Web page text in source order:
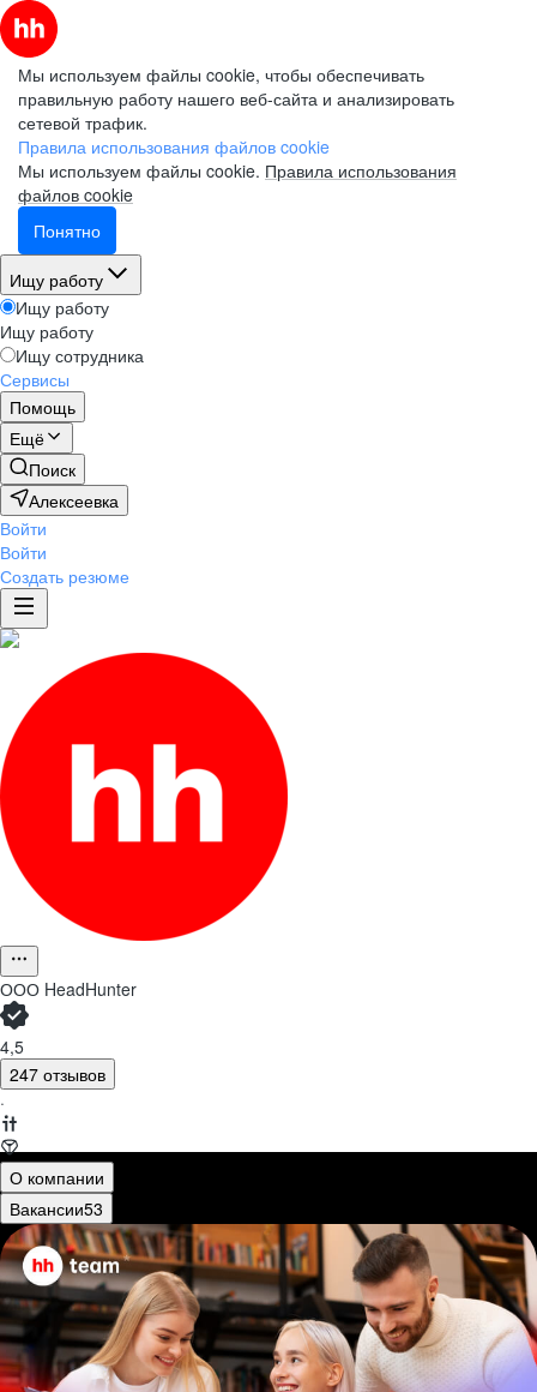
Мы используем файлы cookie, чтобы обеспечивать
правильную работу нашего веб-сайта и анализировать
сетевой трафик.
Правила использования файлов cookie
Мы используем файлы cookie. Правила использования
файлов cookie
Понятно
Ищу работу
Ищу работу
Ищу работу
Ищу сотрудника
Сервисы
Помощь
Ещё
Поиск
Алексеевка
Войти
Войти
Создать резюме
ООО HeadHunter
4,5
247 отзывов
·
О компании
Вакансии53